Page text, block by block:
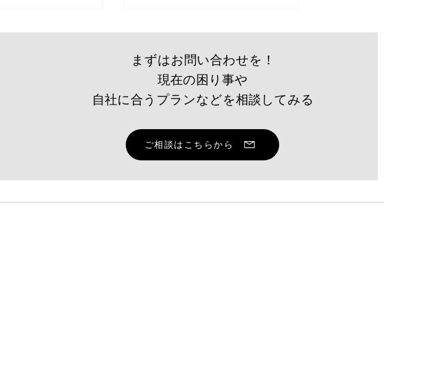
【登壇レポート】甲府商業高
校で「特産品開発とブランデ
ィング・プロモーション」の
まずはお問い合わせを！
現在の困り事や
自社に合うプランなどを相談してみる
ご相談はこちらから